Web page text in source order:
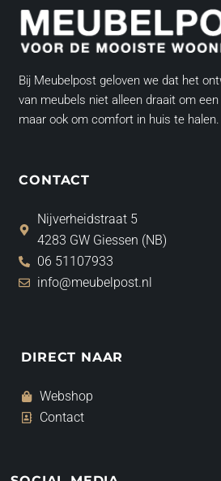
Bij Meubelpost geloven we dat het
van meubels niet alleen draait om
maar ook om comfort in huis te halen.
CONTACT
Nijverheidstraat 5
4283 GW Giessen (NB)
06 51107933
info@meubelpost.nl
DIRECT NAAR
Webshop
Contact